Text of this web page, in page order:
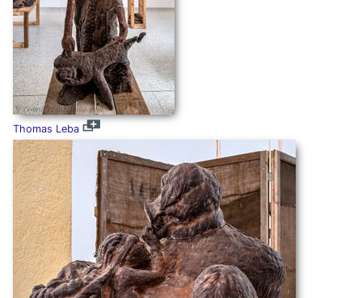
Thomas Leba